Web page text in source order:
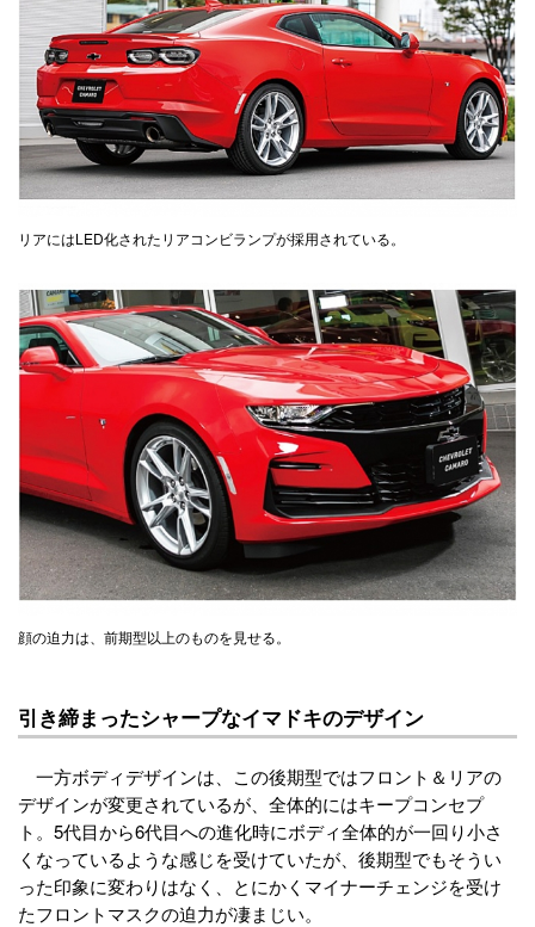
リアにはLED化されたリアコンビランプが採用されている。
顔の迫力は、前期型以上のものを見せる。
引き締まったシャープなイマドキのデザイン
一方ボディデザインは、この後期型ではフロント＆リアの
デザインが変更されているが、全体的にはキープコンセプ
ト。5代目から6代目への進化時にボディ全体的が一回り小さ
くなっているような感じを受けていたが、後期型でもそうい
った印象に変わりはなく、とにかくマイナーチェンジを受け
たフロントマスクの迫力が凄まじい。